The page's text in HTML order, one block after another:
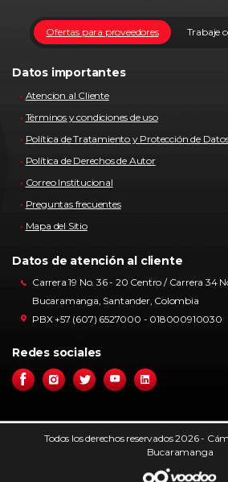
Trabaje
Ofertas para proveedores
Datos importantes
Atencion al Cliente
Términos y condiciones de uso
Política de Tratamiento y Protección de
Política de Derechos de Autor
Correo Institucional
Preguntas frecuentes
Mapa del Sitio
Datos de atención al cliente
Carrera 19 No. 36 - 20 Centro / Carrera 34
Bucaramanga, Santander, Colombia
PBX +57 (607) 6527000 - 018000910030
Redes sociales
Todos los derechos reservados 2026 -
Bucaramanga